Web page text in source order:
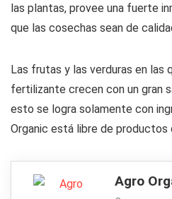
las plantas, provee una fuerte
que las cosechas sean de
Las frutas y las verduras en las
fertilizante crecen con un gran
esto se logra solamente con
Organic está libre de productos
Agro